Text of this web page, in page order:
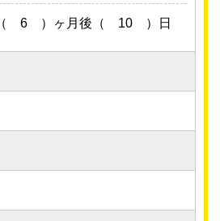
（ 6 ）ヶ月後（ 10 ）日